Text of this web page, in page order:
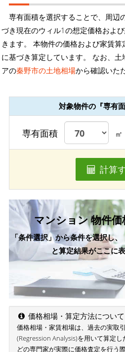
専有面積を選択することで、周辺
づき現在のウィル1の想定価格およ
きます。 本物件の価格および家賃算
に基づき算定しています。 なお、
アの秦野市の土地相場から確認いた
対象物件の『専有
専有面積 ㎡
計算
マンション 物件
「条件選択」から条件を選択し
と算定結果がここに
価格相場・算定方法について
価格相場・家賃相場は、過去の実取
(Regression Analysis)を用いて算定
どの専門家が実際に価格査定を行う